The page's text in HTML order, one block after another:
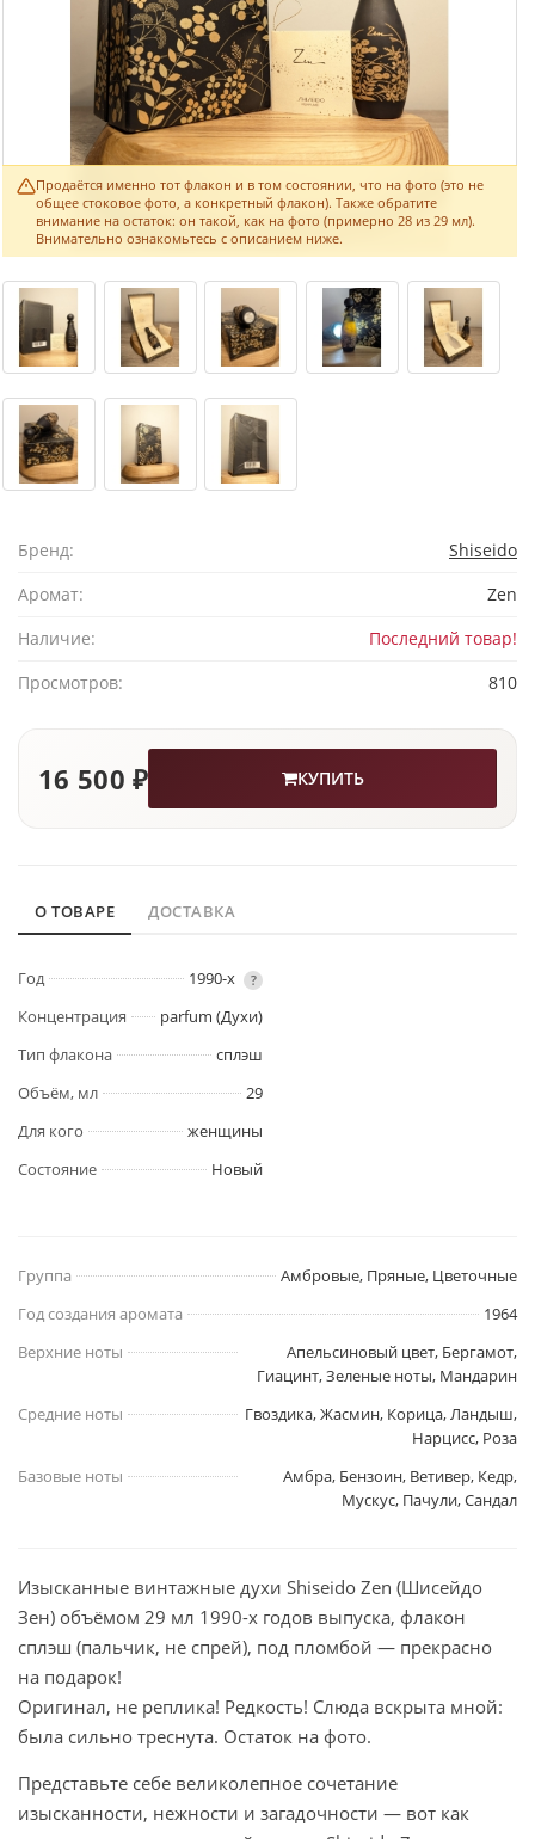
Продаётся именно тот флакон и в том состоянии, что на фото (это не
общее стоковое фото, а конкретный флакон). Также обратите
внимание на остаток: он такой, как на фото (примерно 28 из 29 мл).
Внимательно ознакомьтесь с описанием ниже.
Бренд:
Shiseido
Аромат:
Zen
Наличие:
Последний товар!
Просмотров:
810
16 500 ₽ КУПИТЬ
О ТОВАРЕ ДОСТАВКА
Год 1990-х ?
Концентрация
parfum (Духи)
Тип флакона
сплэш
Объём, мл
29
Для кого
женщины
Состояние
Новый
Группа
Амбровые, Пряные, Цветочные
Год создания аромата
1964
Верхние ноты
Апельсиновый цвет, Бергамот,
Гиацинт, Зеленые ноты, Мандарин
Средние ноты
Гвоздика, Жасмин, Корица, Ландыш,
Нарцисс, Роза
Базовые ноты
Амбра, Бензоин, Ветивер, Кедр,
Мускус, Пачули, Сандал
Изысканные винтажные духи Shiseido Zen (Шисейдо
Зен) объёмом 29 мл 1990-х годов выпуска, флакон
сплэш (пальчик, не спрей), под пломбой — прекрасно
на подарок!
Оригинал, не реплика! Редкость! Слюда вскрыта мной:
была сильно треснута. Остаток на фото.
Представьте себе великолепное сочетание
изысканности, нежности и загадочности — вот как